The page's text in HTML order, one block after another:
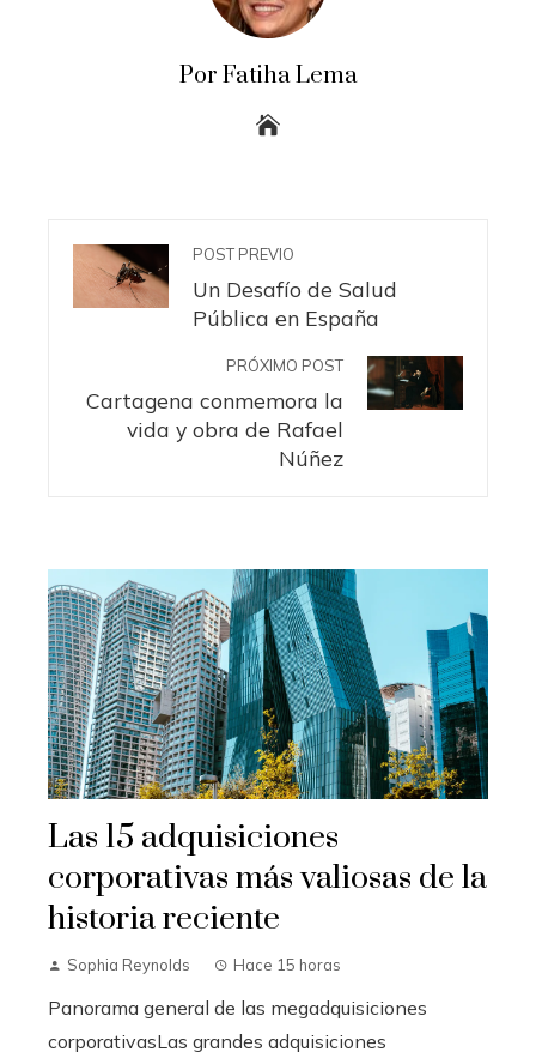
Por Fatiha Lema
POST PREVIO
Un Desafío de Salud
Pública en España
PRÓXIMO POST
Cartagena conmemora la
vida y obra de Rafael
Núñez
Las 15 adquisiciones
corporativas más valiosas de la
historia reciente
Sophia Reynolds Hace 15 horas
Panorama general de las megadquisiciones
corporativasLas grandes adquisiciones